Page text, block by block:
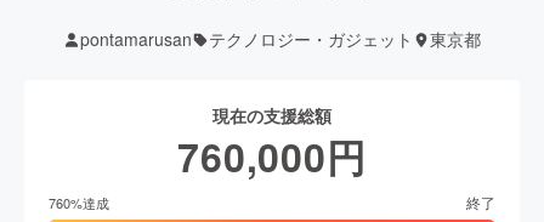
pontamarusan テクノロジー・ガジェット 東京都
現在の支援総額
760,000円
760%達成 終了